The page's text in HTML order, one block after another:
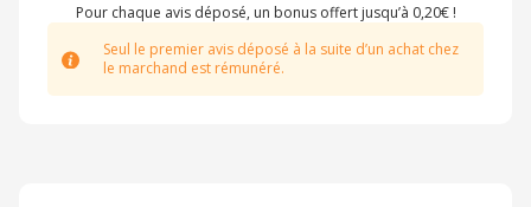
Pour chaque avis déposé, un bonus offert jusqu’à 0,20€ !
Seul le premier avis déposé à la suite d’un achat chez
le marchand est rémunéré.